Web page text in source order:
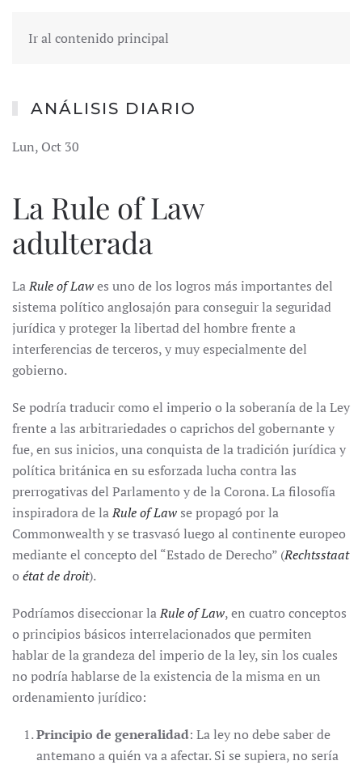
Ir al contenido principal
ANÁLISIS DIARIO
Lun, Oct 30
La Rule of Law
adulterada
LaRule of Lawes uno de los logros más importantes del
sistema político anglosajón para conseguir la seguridad
jurídica y proteger la libertad del hombre frente a
interferencias de terceros, y muy especialmente del
gobierno.
Se podría traducir como el imperio o la soberanía de la Ley
frente a las arbitrariedades o caprichos del gobernante y
fue, en sus inicios, una conquista de la tradición jurídica y
política británica en su esforzada lucha contra las
prerrogativas del Parlamento y de la Corona. La filosofía
inspiradora de laRule of Law se propagó por la
Commonwealth y se trasvasó luego al continente europeo
mediante el concepto del “Estado de Derecho” (Rechtsstaat
o état de droit).
Podríamos diseccionar laRule of Law, en cuatro conceptos
o principios básicos interrelacionados que permiten
hablar de la grandeza del imperio de la ley, sin los cuales
no podría hablarse de la existencia de la misma en un
ordenamiento jurídico:
Principio de generalidad: La ley no debe saber de
antemano a quién va a afectar. Si se supiera, no sería